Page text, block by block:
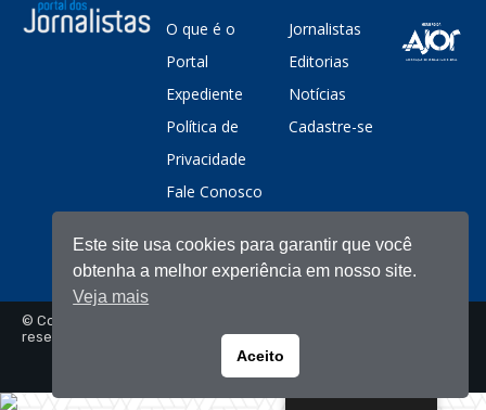
O que é o
Portal
Expediente
Política de
Privacidade
Fale Conosco
Jornalistas
Editorias
Notícias
Cadastre-se
© Copyright - Portal dos Jornalistas - Todos os direitos
reservados
Este site usa cookies para garantir que você
obtenha a melhor experiência em nosso site.
Veja mais
Aceito